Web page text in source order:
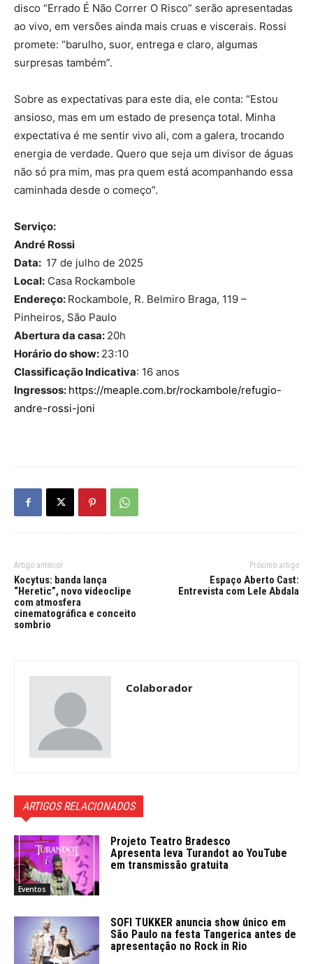
disco “Errado É Não Correr O Risco” serão apresentadas
ao vivo, em versões ainda mais cruas e viscerais. Rossi
promete: “barulho, suor, entrega e claro, algumas
surpresas também”.
Sobre as expectativas para este dia, ele conta: “Estou
ansioso, mas em um estado de presença total. Minha
expectativa é me sentir vivo ali, com a galera, trocando
energia de verdade. Quero que seja um divisor de águas
não só pra mim, mas pra quem está acompanhando essa
caminhada desde o começo”.
Serviço:
André Rossi
Data: 17 de julho de 2025
Local: Casa Rockambole
Endereço: Rockambole, R. Belmiro Braga, 119 –
Pinheiros, São Paulo
Abertura da casa: 20h
Horário do show: 23:10
Classificação Indicativa: 16 anos
Ingressos: https://meaple.com.br/rockambole/refugio-
andre-rossi-joni
Artigo anterior
Kocytus: banda lança
“Heretic”, novo videoclipe
com atmosfera
cinematográfica e conceito
sombrio
Próximo artigo
Espaço Aberto Cast:
Entrevista com Lele Abdala
Colaborador
ARTIGOS RELACIONADOS
Eventos
Projeto Teatro Bradesco
Apresenta leva Turandot ao YouTube
em transmissão gratuita
SOFI TUKKER anuncia show único em
São Paulo na festa Tangerica antes de
apresentação no Rock in Rio